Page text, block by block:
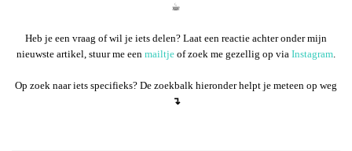
☕︎
Heb je een vraag of wil je iets delen? Laat een reactie achter onder mijn
nieuwste artikel, stuur me een mailtje of zoek me gezellig op via Instagram.
Op zoek naar iets specifieks? De zoekbalk hieronder helpt je meteen op weg
↴